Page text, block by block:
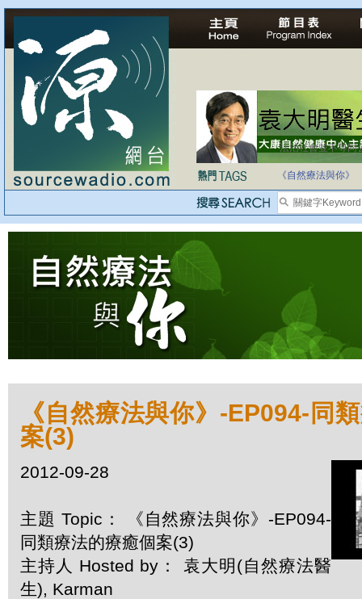
法治社會並不等同
《自然療法與你》
《自然療法與你》-EP094-同
案(3)
2012-09-28
主題 Topic： 《自然療法與你》-EP094-
同類療法的療癒個案(3)
主持人 Hosted by： 袁大明(自然療法醫
生), Karman